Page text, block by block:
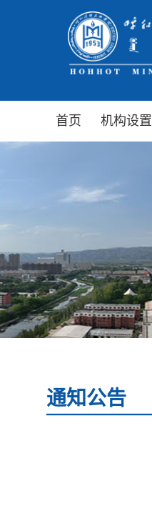
首页 机构设置
通知公告